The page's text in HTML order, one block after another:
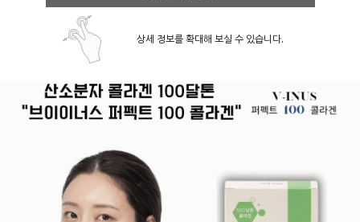
상세 정보를 확대해 보실 수 있습니다.